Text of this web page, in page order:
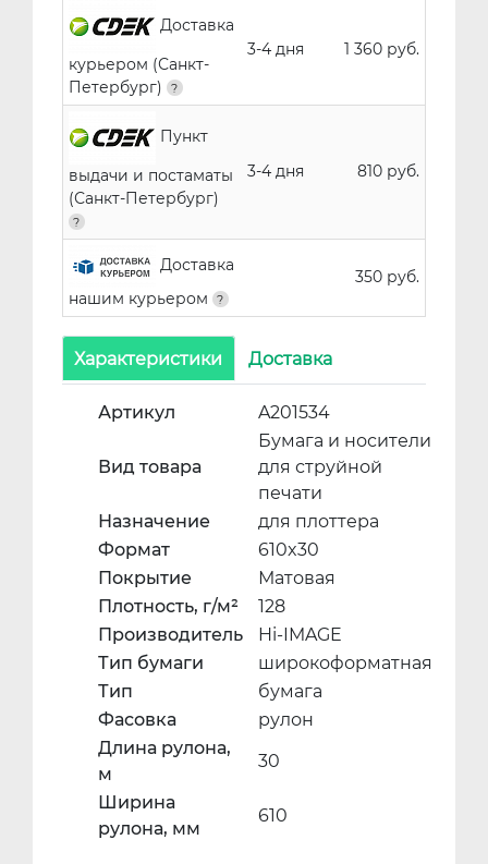
Доставка
курьером (Санкт-
Петербург)
3-4 дня 1 360 руб.
Пункт
выдачи и постаматы
(Санкт-Петербург)
3-4 дня 810 руб.
Доставка
нашим курьером
350 руб.
Характеристики Доставка
Артикул A201534
Вид товара
Бумага и носители
для струйной
печати
Назначение
для плоттера
Формат
610x30
Покрытие
Матовая
Плотность, г/м²
128
Производитель
Hi-IMAGE
Тип бумаги
широкоформатная
Тип
бумага
Фасовка
рулон
Длина рулона,
м
30
Ширина
рулона, мм
610